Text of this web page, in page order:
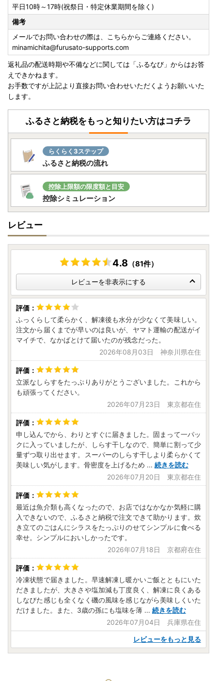
▼申込後（お届け前）
返礼品の発送時には、ご登録のメールアドレス宛てに発送開
始案内のメールをお送りしております。
寄附者様のご都合により返礼品が発送元事業者へ返品された
場合は再送いたしかねますので、お早めにお受け取りいただ
きますようお願いいたします。
また、返礼品のお届け先変更をご希望の方は、下記のお問い
合わせ先までご連絡いただきますようお願いいたします。
なお、返礼品の発送準備中のためご連絡いただくタイミング
により対応いたしかねる場合がございますので、あらかじめ
ご了承ください。
▼お届け後
返礼品のお受け取り後はすぐに中身や状態をご確認いただ
き、万が一不具合等がございましたら、大変お手数ではござ
いますがお問い合わせ先まで画像を添付の上ご連絡いただき
ますようお願い申し上げます。
なお、お受け取りからお日にちが経過した後のご連絡につき
ましては対応いたしかねる場合がございますのであらかじめ
ご了承ください。
■ワンストップ特例申請についてのご案内■
南知多町では、寄附者様のワンストップ特例申請のお手続き
マートフォンで申請が完結する方法がご利用いただけます。
申請書の作成や返送が不要のため手間のかかるお手続きを大
幅に減らすことができますので、マイナンバーカードをお持
ちの方は是非ともご活用いただけますと幸いです。詳細につ
きましては、ご寄附いただいた後にお送りするワンストップ
特例申請書類をご確認ください。
なお、従来通りの「書類郵送による申請」も引き続きご利用
いただけます。
ワンストップ特例申請の受付完了後には、ご登録のメールア
ドレス宛てに受付完了通知のメールをお送りしております。
なお、メールアドレスのご登録がない方へは、書面にてお送
りいたします。
▼「ふるまど」
新規アカウント登録の上ログインし寄附情報を追加していた
だきますと、「ふるまど」を利用したオンラインでのワンス
トップ特例申請及び変更申請や、受付状況の確認等が可能で
す。詳細につきましては、以下のURLよりご確認ください。
https://furumado.jp/
▼申請書送付先
〒444-1333
愛知県高浜市沢渡町一丁目3番28
愛知県南知多町ふるさと納税ワンストップ受付センター 行
き
※注意事項※
・ワンストップ特例申請の期限（必着）はご寄附翌年の1月1
0日です。
・複数回ご寄附をいただいている場合は、ご寄附ごとに申請
のお手続きが必要です。
・当町専用の申請書以外の受付完了までにはお時間をいただ
きますので、当町よりお送りしております申請書類をご利用
ください。
■問い合わせについて■
メールでのお問い合わせが非常に多く、ご回答にお時間を要
しております。誠に恐縮ではございますが、ご回答までに1
週間ほどお時間を頂く場合もございますのであらかじめご了
また、お電話も大変混み合っておりご迷惑をおかけしており
ますが、何卒よろしくお願い申し上げます。
平日10時～17時(祝祭日・特定休業期間を除く)
備考
メールでお問い合わせの際は、こちらからご連絡ください。
minamichita@furusato-supports.com
返礼品の配送時期や不備などに関しては「ふるなび」からはお答
えできかねます。
お手数ですが上記より直接お問い合わせいただくようお願いいた
します。
ふるさと納税をもっと知りたい方はコチラ
らくらく3ステップ
ふるさと納税の流れ
控除上限額の限度額と目安
控除シミュレーション
レビュー
4.8（81件）
レビューを非表示にする
ふっくらして柔らかく、解凍後も水分が少なくて美味しい。
注文から届くまでが早いのは良いが、ヤマト運輸の配送がイ
マイチで、なかばとけて届いたのが残念だった。
2026年08月03日 神奈川県在住
立派なしらすをたっぷりありがとうございました。これから
も頑張ってください。
2026年07月23日 東京都在住
申し込んでから、わりとすぐに届きました。固まって一パッ
クに入っていましたが、しらす干しなので、簡単に割って少
量ずつ取り出せます。スーパーのしらす干しより柔らかくて
美味しい気がします。骨密度を上げるため ... 続きを読む
2026年07月20日 東京都在住
最近は魚介類も高くなったので、お店ではなかなか気軽に購
入できないので、ふるさと納税で注文できて助かります。炊
き立てのごはんにシラスをたっぷりのせてシンプルに食べる
幸せ。シンプルにおいしかったです。
2026年07月18日 京都府在住
冷凍状態で届きました。早速解凍し暖かいご飯とともにいた
だきましたが、大きさや塩加減も丁度良く、解凍に良くある
しなびた感じも全くなく磯の風味を感じながら美味しくいた
だけました。また、3歳の孫にも塩味を薄 ... 続きを読む
2026年07月04日 兵庫県在住
レビューをもっと見る